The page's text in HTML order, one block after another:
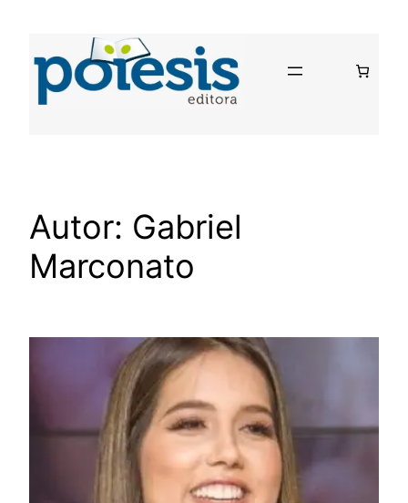
conteúdo
Autor: Gabriel
Marconato